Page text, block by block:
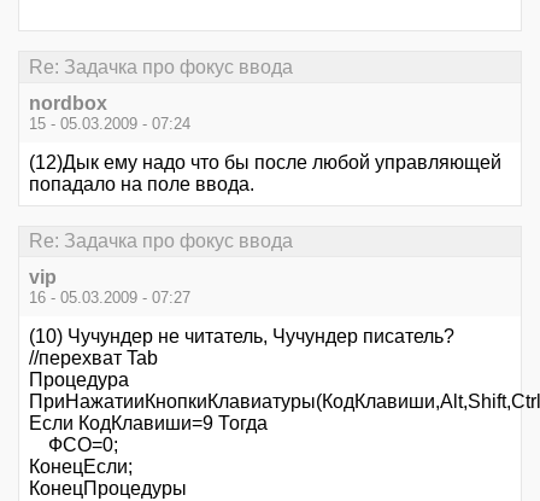
Re: Задачка про фокус ввода
nordbox
15 - 05.03.2009 - 07:24
(12)Дык ему надо что бы после любой управляющей
попадало на поле ввода.
Re: Задачка про фокус ввода
vip
16 - 05.03.2009 - 07:27
(10) Чучундер не читатель, Чучундер писатель?
//перехват Tab
Процедура
Если КодКлавиши=9 Тогда
ФСО=0;
КонецЕсли;
КонецПроцедуры